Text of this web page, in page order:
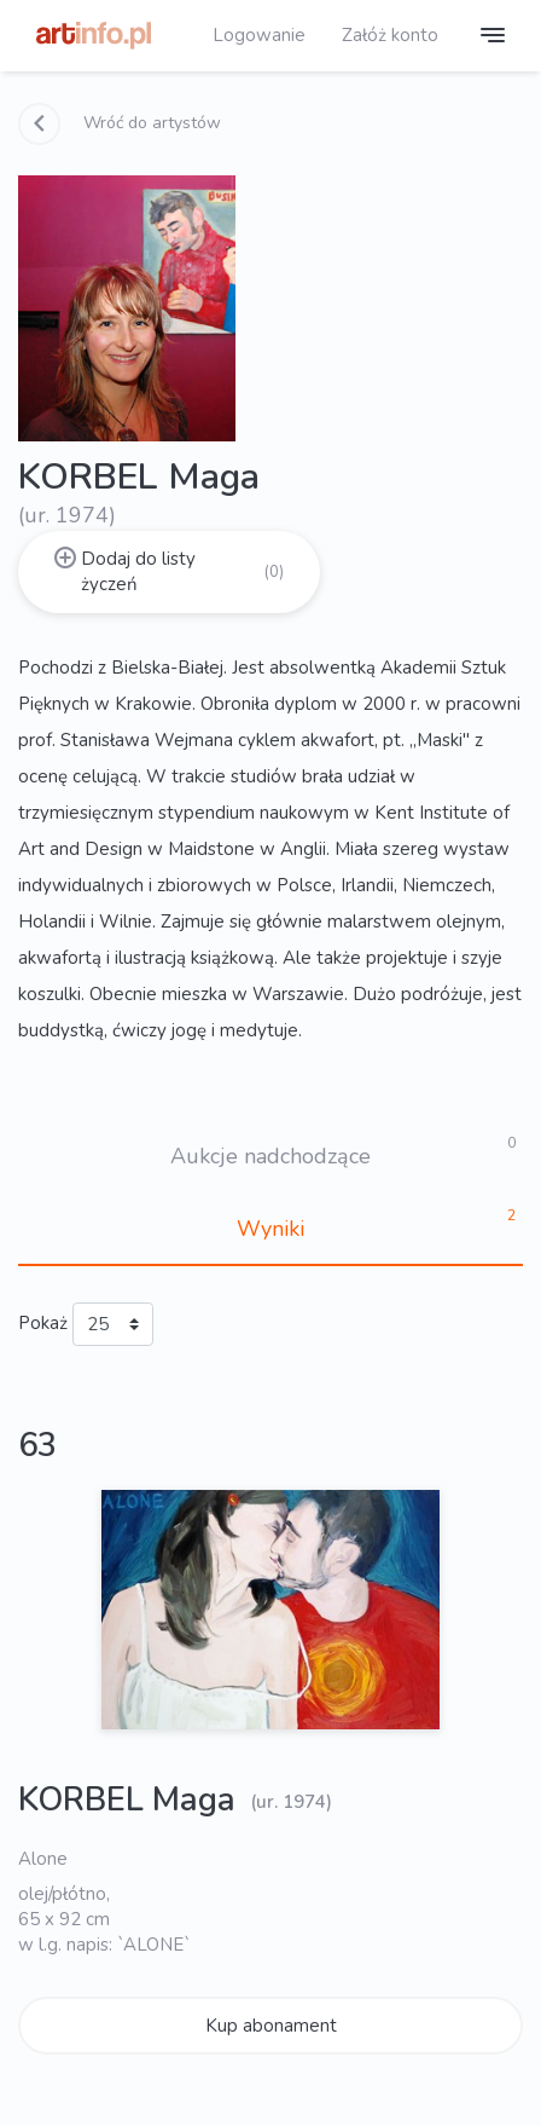
Logowanie Załóż konto
Wróć do artystów
KORBEL Maga
(ur. 1974)
Dodaj do listy
życzeń
(0)
Pochodzi z Bielska-Białej. Jest absolwentką Akademii Sztuk
Pięknych w Krakowie. Obroniła dyplom w 2000 r. w pracowni
prof. Stanisława Wejmana cyklem akwafort, pt. „Maski" z
ocenę celującą. W trakcie studiów brała udział w
trzymiesięcznym stypendium naukowym w Kent Institute of
Art and Design w Maidstone w Anglii. Miała szereg wystaw
indywidualnych i zbiorowych w Polsce, Irlandii, Niemczech,
Holandii i Wilnie. Zajmuje się głównie malarstwem olejnym,
akwafortą i ilustracją książkową. Ale także projektuje i szyje
koszulki. Obecnie mieszka w Warszawie. Dużo podróżuje, jest
buddystką, ćwiczy jogę i medytuje.
Aukcje nadchodzące 0
Wyniki 2
Pokaż
63
KORBEL Maga (ur. 1974)
Alone
olej/płótno,
65 x 92 cm
w l.g. napis: `ALONE`
Kup abonament